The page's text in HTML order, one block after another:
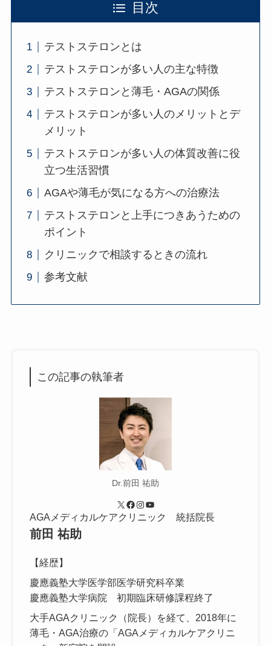
目次
テストステロンとは
テストステロンが多い人の主な特徴
テストステロンと薄毛・AGAの関係
テストステロンが多い人のメリットとデ
メリット
テストステロンが多い人の体質改善に役
立つ生活習慣
AGAや薄毛が気になる方への治療法
テストステロンと上手につきあうための
ポイント
クリニックで相談するときの流れ
参考文献
この記事の執筆者
Dr.前田 祐助
X Facebook Instagram YouTube
AGAメディカルケアクリニック 統括院長
前田 祐助
【経歴】
慶應義塾大学医学部医学研究科卒業
慶應義塾大学病院 初期臨床研修課程終了
大手AGAクリニック（院長）を経て、2018年に
薄毛・AGA治療の「AGAメディカルケアクリニ